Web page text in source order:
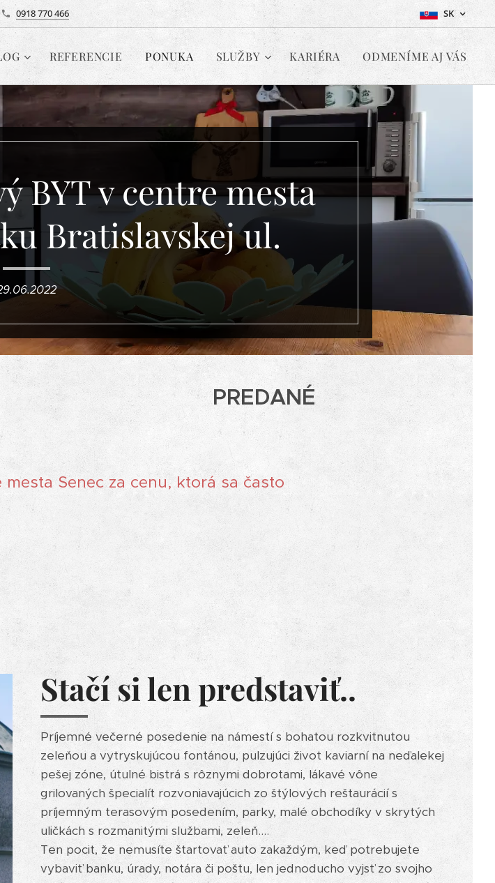
0918 770 466 SK
REFERENCIE PONUKA SLUŽBY KARIÉRA ODMENÍME AJ VÁS
BYT v centre mesta
Bratislavskej ul.
PREDANÉ
Senec za cenu, ktorá sa často
Stačí si len predstaviť..
Príjemné večerné posedenie na námestí s bohatou rozkvitnutou
zeleňou a vytryskujúcou fontánou, pulzujúci život kaviarní na neďalekej
pešej zóne, útulné bistrá s rôznymi dobrotami, lákavé vône
grilovaných špecialít rozvoniavajúcich zo štýlových reštaurácií s
príjemným terasovým posedením, parky, malé obchodíky v skrytých
uličkách s rozmanitými službami, zeleň....
Ten pocit, že nemusíte štartovať auto zakaždým, keď potrebujete
vybaviť banku, úrady, notára či poštu, len jednoducho vyjsť zo svojho